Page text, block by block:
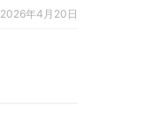
2026年4月20日